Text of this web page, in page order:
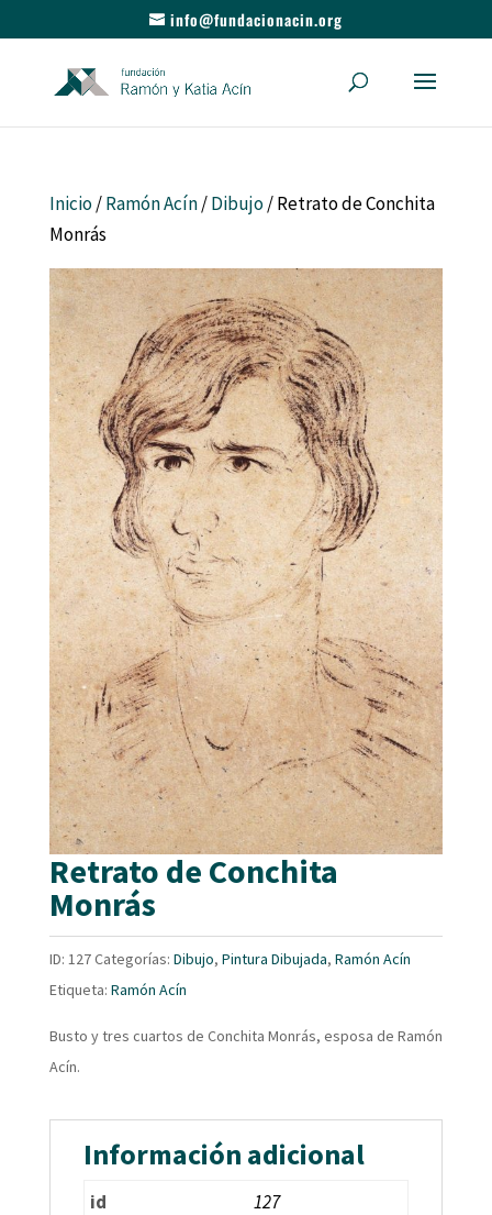
info@fundacionacin.org
Inicio/Ramón Acín/Dibujo/ Retrato de Conchita
Monrás
Retrato de Conchita
Monrás
ID: 127Categorías: Dibujo, Pintura Dibujada, Ramón Acín
Etiqueta: Ramón Acín
Busto y tres cuartos de Conchita Monrás, esposa de Ramón
Acín.
Información adicional
id
127